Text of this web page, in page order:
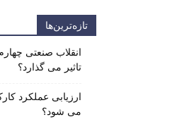
تازه‌ترین‌ها
انقلاب صنعتی
تاثیر می گذارد؟
ارزیابی عملکرد
می شود؟